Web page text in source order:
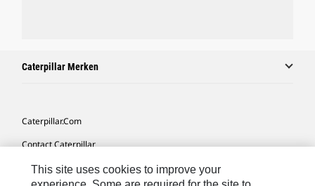
Caterpillar Merken
Caterpillar.com
Contact Caterpillar
Mijn Marketingvoorkeuren
This site uses cookies to improve your